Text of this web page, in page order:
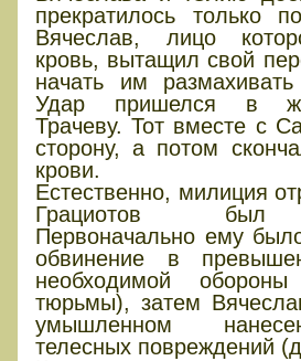
прекратилось только
Вячеслав, лицо
кровь, вытащил свой
начать им
Удар пришелся в
Трачеву. Тот вместе с
сторону, а потом
крови.
Естественно, милиция
Грациотов был
Первоначально ему
обвинение в
необходимой
тюрьмы), затем
умышленном
телесных повреждений